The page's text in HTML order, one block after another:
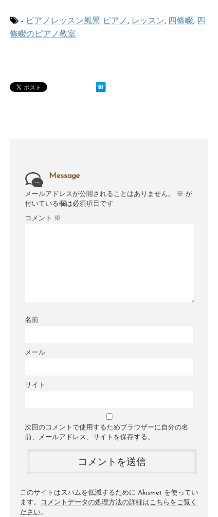
- ピアノレッスン風景 ピアノ , レッスン, 四條畷, 四
條畷のピアノ教室
Message
メールアドレスが公開されることはありません。 ※ が
付いている欄は必須項目です
コメント ※
名前
メール
サイト
次回のコメントで使用するためブラウザーに自分の名
前、メールアドレス、サイトを保存する。
このサイトはスパムを低減するために Akismet を使ってい
ます。
コメントデータの処理方法の詳細はこちらをご覧く
ださい。